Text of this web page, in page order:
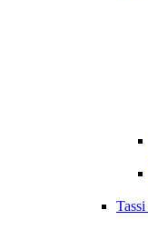
Tassi